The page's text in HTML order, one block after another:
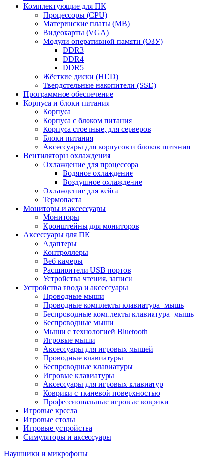
Комплектующие для ПК
Процессоры (CPU)
Материнские платы (MB)
Видеокарты (VGA)
Модули оперативной памяти (ОЗУ)
DDR3
DDR4
DDR5
Жёсткие диски (HDD)
Твердотельные накопители (SSD)
Программное обеспечение
Корпуса и блоки питания
Корпуса
Корпуса с блоком питания
Корпуса стоечные, для серверов
Блоки питания
Аксессуары для корпусов и блоков питания
Вентиляторы охлаждения
Охлаждение для процессора
Водяное охлаждение
Воздушное охлаждение
Охлаждение для кейса
Термопаста
Мониторы и аксессуары
Мониторы
Кронштейны для мониторов
Аксессуары для ПК
Адаптеры
Контроллеры
Веб камеры
Расширители USB портов
Устройства чтения, записи
Устройства ввода и аксессуары
Проводные мыши
Проводные комплекты клавиатура+мышь
Беспроводные комплекты клавиатура+мышь
Беспроводные мыши
Мыши с технологией Bluetooth
Игровые мыши
Аксессуары для игровых мышей
Проводные клавиатуры
Беспроводные клавиатуры
Игровые клавиатуры
Аксессуары для игровых клавиатур
Коврики с тканевой поверхностью
Профессиональные игровые коврики
Игровые кресла
Игровые столы
Игровые устройства
Симуляторы и аксессуары
Наушники и микрофоны